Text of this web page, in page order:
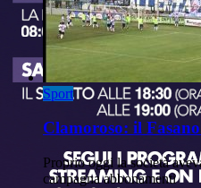
Sport
Clamoroso: il
Proprio oggi la società
campagna abbonamenti